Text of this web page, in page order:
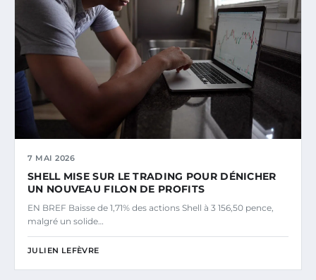
7 MAI 2026
SHELL MISE SUR LE TRADING POUR DÉNICHER
UN NOUVEAU FILON DE PROFITS
EN BREF Baisse de 1,71% des actions Shell à 3 156,50 pence,
malgré un solide…
JULIEN LEFÈVRE